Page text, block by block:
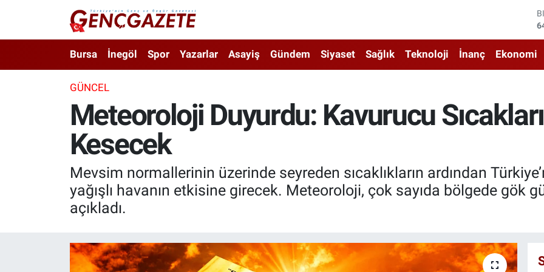
Bursa İnegöl Spor Yazarlar Asayiş Gündem Siyaset Sağlık Teknoloji İnanç Ekonomi
GÜNCEL
Meteoroloji Duyurdu: Kavurucu
Kesecek
Mevsim normallerinin üzerinde seyreden sıcaklıkların ardından
yağışlı havanın etkisine girecek. Meteoroloji, çok sayıda bölgede gök
açıkladı.
3.SAYFA
Ekonomi
Nöbetçi Eczaneler
Trafik Durumu
Süper Lig Puan Durumu ve Fikstür
Tüm Manşetler
Son Dakika Haberleri